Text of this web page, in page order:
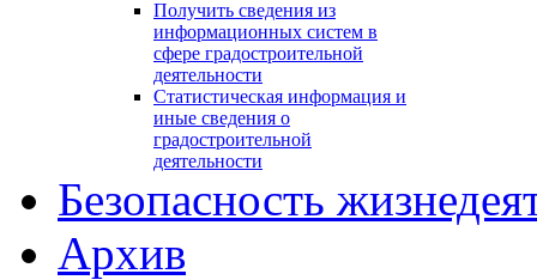
Получить сведения из
информационных систем в
сфере градостроительной
деятельности
Статистическая информация и
иные сведения о
градостроительной
деятельности
Безопасность
Архив